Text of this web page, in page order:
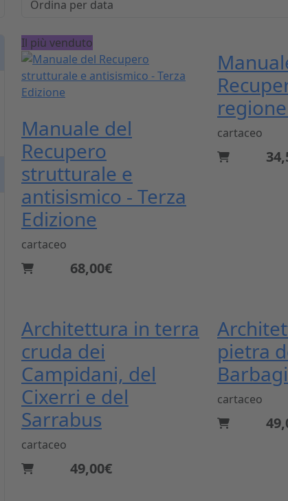
Il più venduto
Manuale del
Recupero
strutturale e
antisismico - Terza
Edizione
cartaceo
68,00€
cartaceo
Architettura in terra
cruda dei
Campidani, del
Cixerri e del
Sarrabus
cartaceo
49,00€
pietra
cartaceo